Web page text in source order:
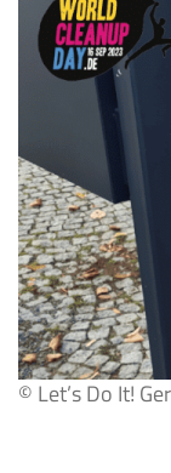
© Let’s Do It!